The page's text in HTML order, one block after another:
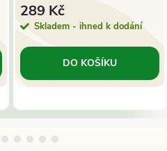
289 Kč
Skladem - ihned k dodání
DO KOŠÍKU